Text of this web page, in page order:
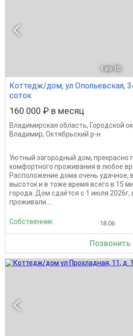
1 из 10
Коттедж/дом, ул Опольевская,
соток
160 000 ₽ в месяц
Владимирская область, Городской
Владимир, Октябрьский р-н
Уютный загородный дом, прекрасно
комфортного проживания в любое
Расположение дома очень удачное,
высоток и в тоже время всего в 15
города. Дом сдаётся с 1 июля 2026г,
проживали....
Собственник 18.06
Позвонить